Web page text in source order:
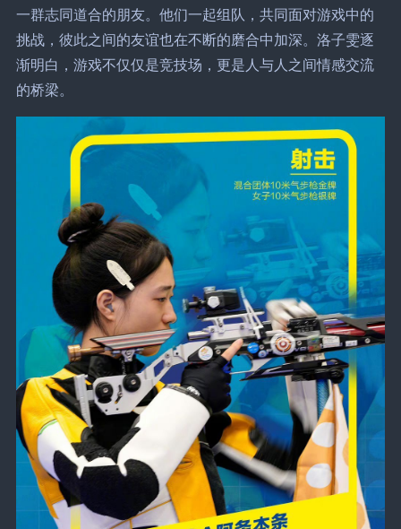
一群志同道合的朋友。他们一起组队，共同面对游戏中的
挑战，彼此之间的友谊也在不断的磨合中加深。洛子雯逐
渐明白，游戏不仅仅是竞技场，更是人与人之间情感交流
的桥梁。